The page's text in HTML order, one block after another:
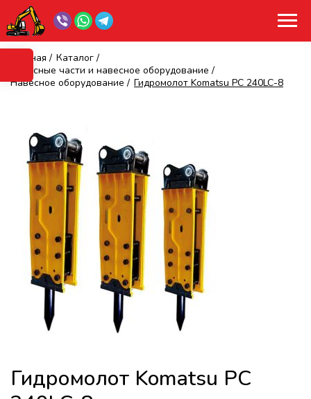
Главная / Каталог /
Запасные части и навесное оборудование /
Навесное оборудование / Гидромолот Komatsu PC 240LC-8
Гидромолот Komatsu PC